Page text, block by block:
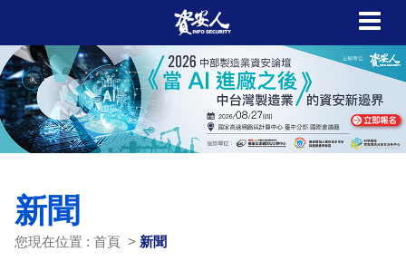
新聞
您現在位置 : 首頁 > 新聞